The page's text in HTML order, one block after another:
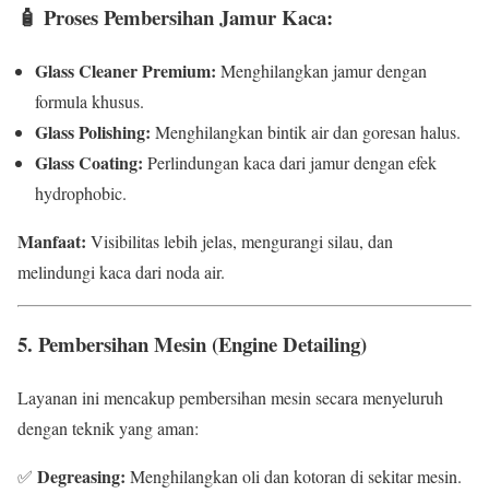
🧴 Proses Pembersihan Jamur Kaca:
Glass Cleaner Premium: Menghilangkan jamur dengan
formula khusus.
Glass Polishing: Menghilangkan bintik air dan goresan halus.
Glass Coating: Perlindungan kaca dari jamur dengan efek
hydrophobic.
Manfaat: Visibilitas lebih jelas, mengurangi silau, dan
melindungi kaca dari noda air.
5. Pembersihan Mesin (Engine Detailing)
Layanan ini mencakup pembersihan mesin secara menyeluruh
dengan teknik yang aman:
✅ Degreasing: Menghilangkan oli dan kotoran di sekitar mesin.